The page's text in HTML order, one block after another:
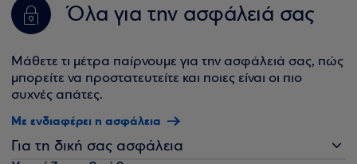
Όλα για την ασφάλειά σας
Μάθετε τι μέτρα παίρνουμε για την ασφάλειά σας, πώς
μπορείτε να προστατευτείτε και ποιες είναι οι πιο
συχνές απάτες.
Με ενδιαφέρει η ασφάλεια
Για τη δική σας ασφάλεια